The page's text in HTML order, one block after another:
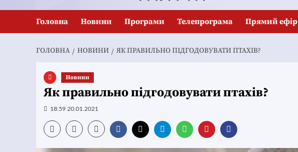
Головна Новини Програми Телепрограма Прямий ефір
ГОЛОВНА НОВИНИ ЯК ПРАВИЛЬНО ПІДГОДОВУВАТИ ПТАХІВ?
Новини
Як правильно підгодовувати птахів?
18:59 20.01.2021